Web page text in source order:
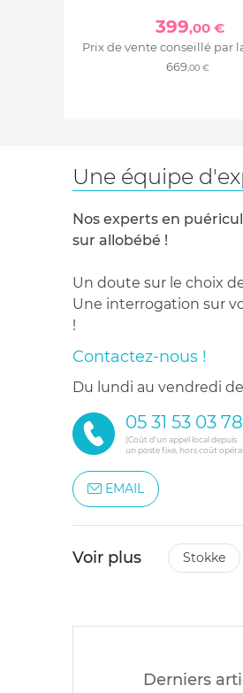
399,00 €
Prix de vente conseillé par
669,00 €
Une équipe
Nos experts en
sur allobébé !
Un doute sur le choix
Une interrogation sur
!
Contactez-nous !
du lundi au vendredi
05 31 53 03 78
(Coût d'un appel local depuis
un poste fixe, hors coût
EMAIL
Voir plus stokke
Derniers